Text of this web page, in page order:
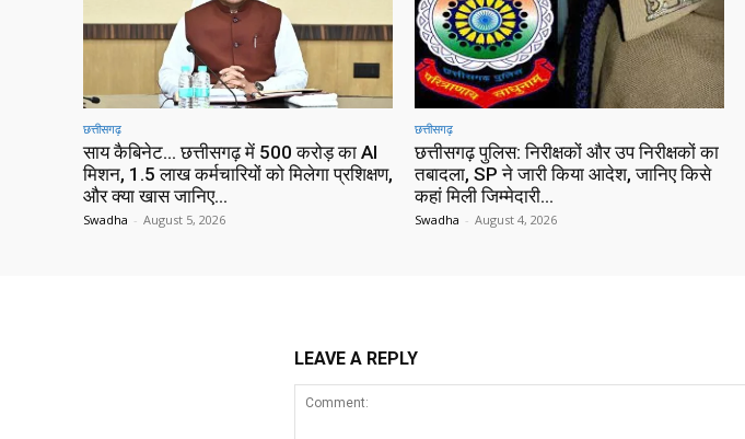
छत्तीसगढ़
साय कैबिनेट… छत्तीसगढ़ में 500 करोड़ का AI
मिशन, 1.5 लाख कर्मचारियों को मिलेगा प्रशिक्षण,
और क्या खास जानिए…
Swadha - August 5, 2026
छत्तीसगढ़
छत्तीसगढ़ पुलिस: निरीक्षकों और उप निरीक्षकों का
तबादला, SP ने जारी किया आदेश, जानिए किसे
कहां मिली जिम्मेदारी…
Swadha - August 4, 2026
LEAVE A REPLY